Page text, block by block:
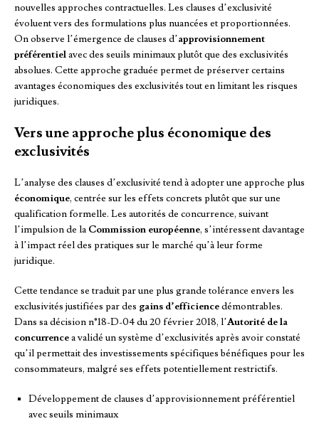
nouvelles approches contractuelles. Les clauses d’exclusivité
évoluent vers des formulations plus nuancées et proportionnées.
On observe l’émergence de clauses d’approvisionnement
préférentielavec des seuils minimaux plutôt que des exclusivités
absolues. Cette approche graduée permet de préserver certains
avantages économiques des exclusivités tout en limitant les risques
juridiques.
Vers une approche plus économique des
exclusivités
L’analyse des clauses d’exclusivité tend à adopter une approche plus
économique, centrée sur les effets concrets plutôt que sur une
qualification formelle. Les autorités de concurrence, suivant
l’impulsion de la Commission européenne, s’intéressent davantage
à l’impact réel des pratiques sur le marché qu’à leur forme
juridique.
Cette tendance se traduit par une plus grande tolérance envers les
exclusivités justifiées par des gains d’efficiencedémontrables.
Dans sa décision n°18-D-04 du 20 février 2018, l’Autorité de la
concurrencea validé un système d’exclusivités après avoir constaté
qu’il permettait des investissements spécifiques bénéfiques pour les
consommateurs, malgré ses effets potentiellement restrictifs.
Développement de clauses d’approvisionnement préférentiel
avec seuils minimaux